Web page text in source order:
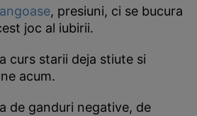
angoase, presiuni, ci se bucura
joc al iubirii.
curs starii deja stiute si
acum.
de ganduri negative, de